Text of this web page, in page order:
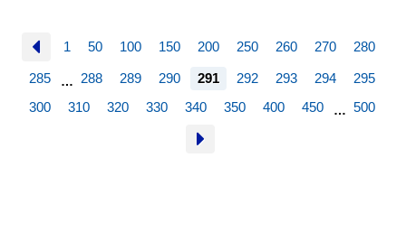
1 50 100 150 200 250 260 270 280
285 … 288 289 290 291 292 293 294
295
300
310 320 330 340 350 400 450 … 500